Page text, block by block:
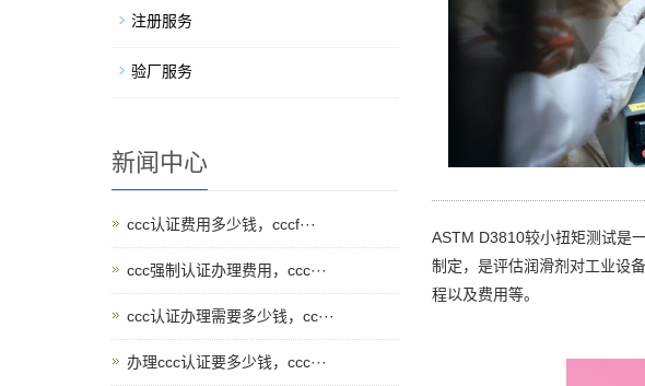
ASTM D3810较小扭矩测试是
制定，是评估润滑剂对工业设
程以及费用等。
注册服务
验厂服务
新闻中心
ccc认证费用多少钱，cccf···
ccc强制认证办理费用，ccc···
ccc认证办理需要多少钱，cc···
办理ccc认证要多少钱，ccc···